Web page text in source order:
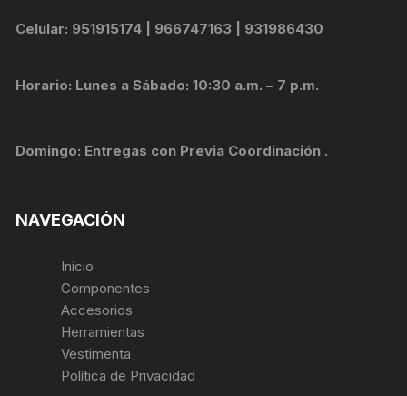
Celular: 951915174 | 966747163 | 931986430
Horario: Lunes a Sábado: 10:30 a.m. – 7 p.m.
Domingo: Entregas con Previa Coordinación .
NAVEGACIÓN
Inicio
Componentes
Accesorios
Herramientas
Vestimenta
Política de Privacidad